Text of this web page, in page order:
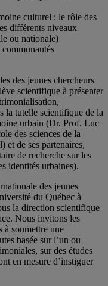
culturel : le rôle des
différents niveaux
ou nationale)
des jeunes chercheurs
scientifique à présenter
la tutelle scientifique de la
urbain (Dr. Prof. Luc
des sciences de la
et de ses partenaires,
de recherche sur les
identités urbaines).
des jeunes
du Québec à
la direction scientifique
Nous invitons les
à soumettre une
basée sur l’un ou
sur des études
en mesure d’instiguer